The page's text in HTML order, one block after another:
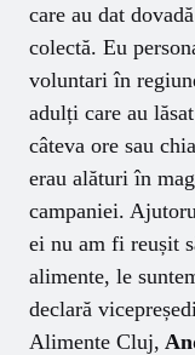
care au dat
colectă. Eu
voluntari în
adulți care au
câteva ore sau
erau alături în
campaniei.
ei nu am fi reușit
alimente, le
declară
Alimente Cluj,